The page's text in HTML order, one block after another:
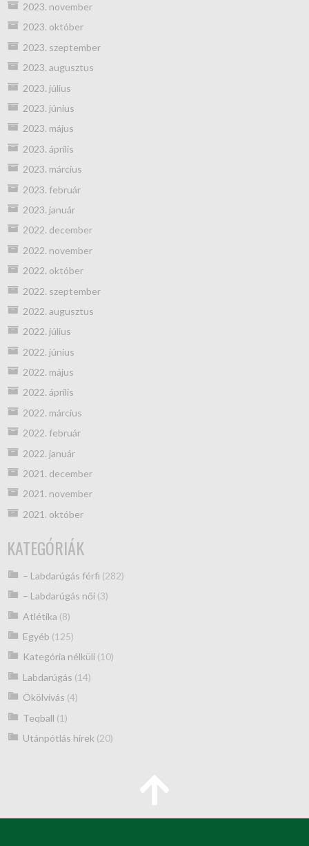
2023. november
2023. október
2023. szeptember
2023. augusztus
2023. július
2023. június
2023. május
2023. április
2023. március
2023. február
2023. január
2022. december
2022. november
2022. október
2022. szeptember
2022. augusztus
2022. július
2022. június
2022. május
2022. április
2022. március
2022. február
2022. január
2021. december
2021. november
2021. október
KATEGÓRIÁK
– Labdarúgás férfi (282)
– Labdarúgás női(3)
Atlétika (8)
Egyéb (125)
Kategória nélküli(10)
Labdarúgás (14)
Ökölvívás (4)
Teqball (1)
Utánpótlás hírek (20)